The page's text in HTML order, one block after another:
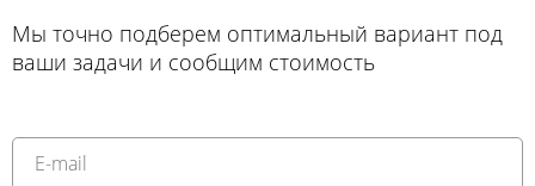
Мы точно подберем оптимальный вариант под
ваши задачи и сообщим стоимость